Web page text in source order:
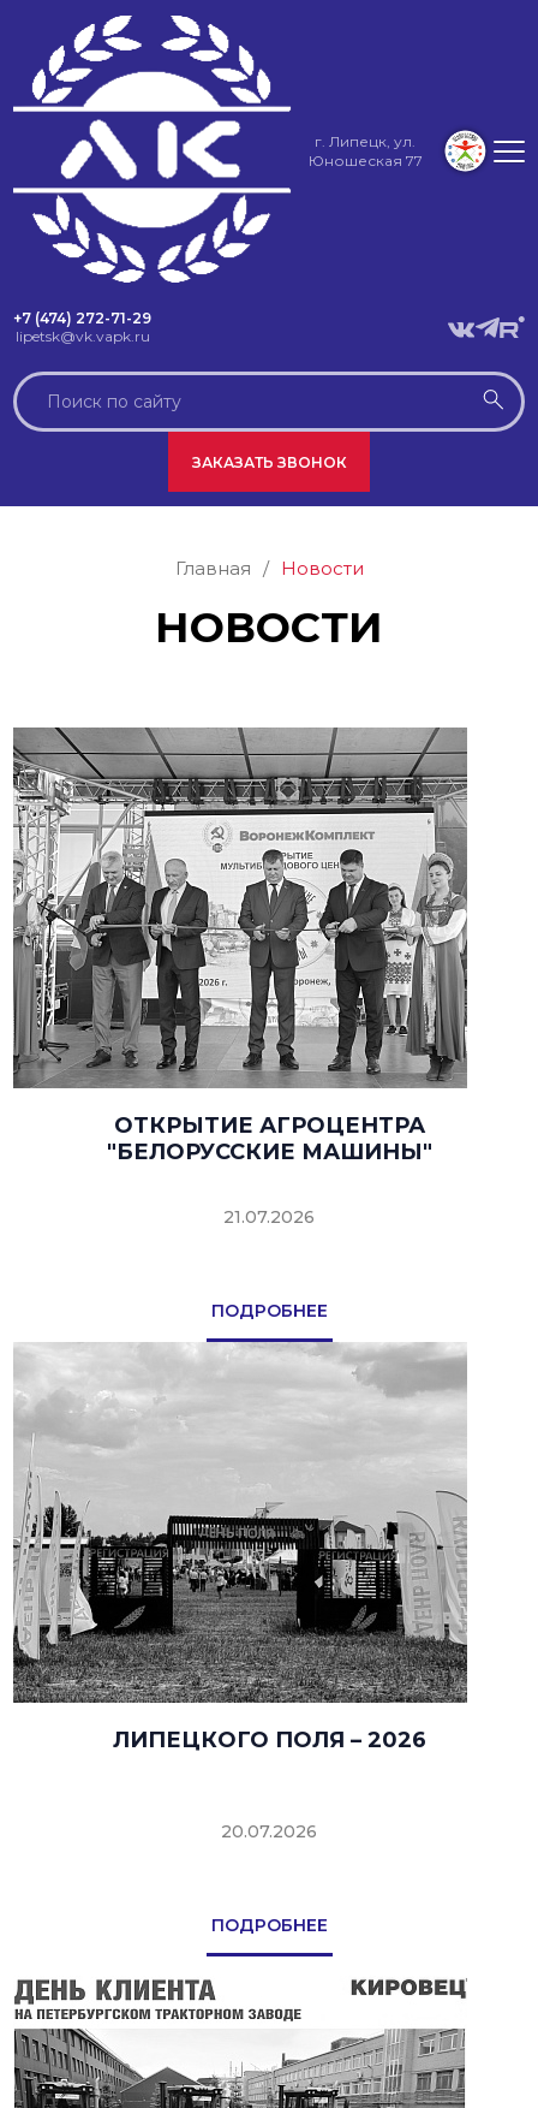
г. Липецк, ул.
Юношеская 77
+7 (474) 272-71-29
lipetsk@vk.vapk.ru
ЗАКАЗАТЬ ЗВОНОК
Главная / Новости
НОВОСТИ
ОТКРЫТИЕ АГРОЦЕНТРА
"БЕЛОРУССКИЕ МАШИНЫ"
21.07.2026
ПОДРОБНЕЕ
ЛИПЕЦКОГО ПОЛЯ – 2026
20.07.2026
ПОДРОБНЕЕ